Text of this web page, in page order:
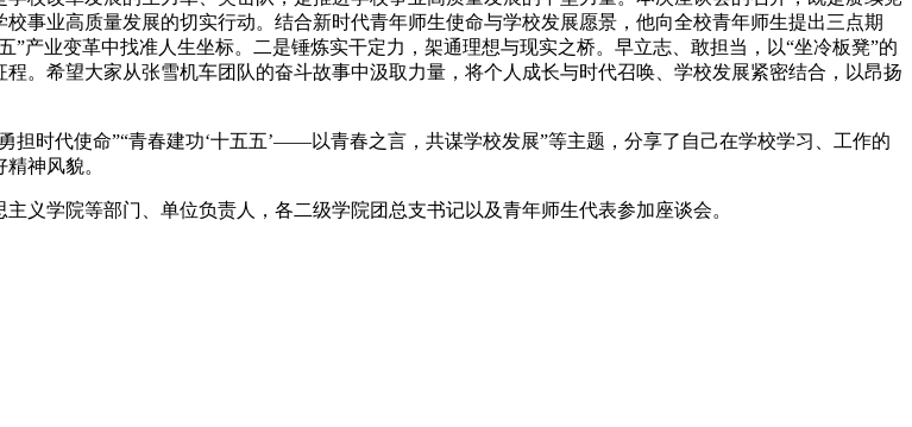
事业高质量发展的切实行动。结合新时代青年师生使命与学校发展愿景，他向全校青年师生提出三点期
产业变革中找准人生坐标。二是锤炼实干定力，架通理想与现实之桥。早立志、敢担当，以“坐冷板凳”的
。希望大家从张雪机车团队的奋斗故事中汲取力量，将个人成长与时代召唤、学校发展紧密结合，以昂扬
代使命”“青春建功‘十五五’——以青春之言，共谋学校发展”等主题，分享了自己在学校学习、工作的
神风貌。
学院等部门、单位负责人，各二级学院团总支书记以及青年师生代表参加座谈会。